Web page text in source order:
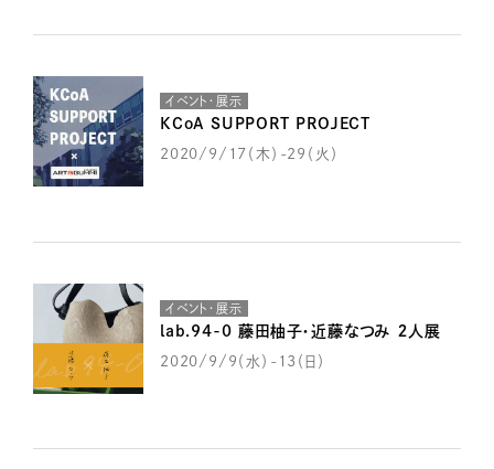
イベント・展示
KCoA SUPPORT PROJECT
2020/9/17（木）-29（火）
イベント・展示
lab.94-0 藤田柚子・近藤なつみ ２人展
2020/9/9（水）-13（日）